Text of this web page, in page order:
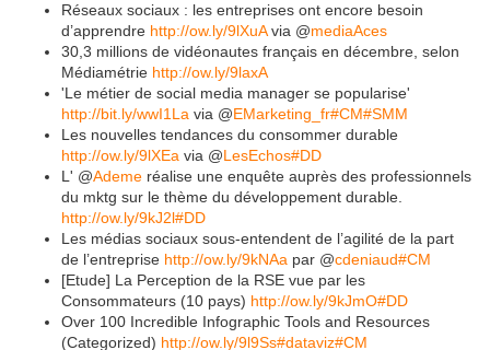
Réseaux sociaux : les entreprises ont encore besoin
d’apprendre http://ow.ly/9lXuAvia @mediaAces
30,3 millions de vidéonautes français en décembre, selon
Médiamétrie http://ow.ly/9laxA
'Le métier de social media manager se popularise'
http://bit.ly/wwI1La via @EMarketing_fr#CM#SMM
Les nouvelles tendances du consommer durable
http://ow.ly/9lXEa via @LesEchos#DD
L' @Ademe réalise une enquête auprès des professionnels
du mktg sur le thème du développement durable.
http://ow.ly/9kJ2l#DD
Les médias sociaux sous-entendent de l’agilité de la part
de l’entreprise http://ow.ly/9kNAa par @cdeniaud#CM
[Etude] La Perception de la RSE vue par les
Consommateurs (10 pays) http://ow.ly/9kJmO#DD
Over 100 Incredible Infographic Tools and Resources
(Categorized) http://ow.ly/9l9Ss#dataviz#CM